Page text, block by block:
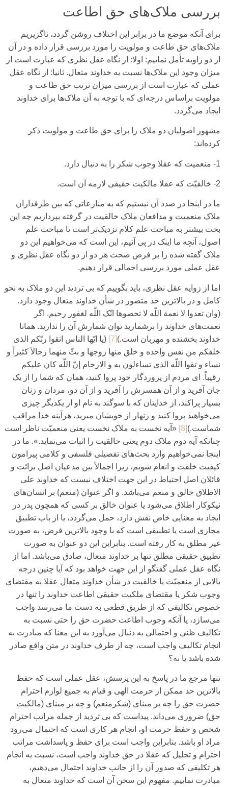
بررسی‌ ملاک‌های‌ حق اطاعت
برای‌ آنکه موضع ما در برابر این اختلاف روشن گردد، ناگزیریم
ملاک‌های‌ حق طاعت و مولویت را مورد بررسی‌ قرار داده و در آن
از دو زاویه تأمل نماییم: اولا: از نگاه عقل نظری‌ که عبارت است از
میزان وجود این ملاک‌ها نسبت به خداوند متعال. ثانیا: از نگاه عقل
عملی‌ که عبارت است از بررسی‌ میزان ترتب حق طاعت و
مولویت براساس درجه‌ای‌ که با توجه به آن ملاک‌ها برای‌ خداوند
ایجاد می‌‌گردد.
مشهور اصولیان دو ملاک را برای‌ حق طاعت و مولویت ذکر
کرده‌اند:
1- منعمیت که عقلا وجوب شکر را به دنبال دارد.
2- خالقیّت که عقلا مالکیت حقیقی‌ لازمه آن است.
ما در اینجا در صدد آن نیستیم که به منازعاتی‌ که بین طرفداران
ملاک منعمیت و مدافعان ملاک خالقیت در گرفته بپردازیم چه این
بحث بیشتر به مباحث علم کلام نزدیک‌تر است تا مباحث علم
اصول، آنچه ما اینک در پی‌ آنیم، این است که می‌خواهیم این دو
ملاک گفته شده را بر فرض صحت هر دو از دو نگاه عقل نظری‌ و
عقل عملی‌ مورد بررسی‌ اجمالی‌ قرار دهیم.
اما از زوایه عقل نظری‌، باید بگوییم که بی‌ تردید این دو ملاک به نحو
کامل و در بالاترین حد متصور در شأن خداوند متعال وجود دارد.
(وان تعدوا لا نعمة اللّه لا تحصوها انّک اللّه لغفور رحیم. اگر
نعمت‌های‌ خداوند را برشمارید توان شمارش آن را ندارید. همانا
خداوند بخشنده و مهربان است.)[7]
(یا ایّها الناس اتقوا ربّکم الذی‌
خلقکم من نفس واحده و خلق منها زوجها و بثّ منهما رجالاً کثیراً و
نساء و تقوا اللّه الذی‌ تساءلون به و الارحام إنّ اللّه کان علیکم
رقیباً. ای‌ مردم از پروردگار خود پروا کنید، همان که شما را از یک
جان آفرید و از آن همسرش را آفرید و از آن دو، مردان و زنان
بسیار پراکند، از خدایتان که با سوگند به نام او از یکدیگر چیزی‌
می‌خواهید پروا کنید و زنهار از خویشان مبرید، هرآینه خدا مراقب
شماست.)[8]
«آیه نخست به ملاک نخست یعنی‌ منعمیّت ناظر است
چنانکه آیه دوم ملاک دوم یعنی‌ خالقیت را اثبات می‌نماید.». ما در
اینجا نمی‌خواهیم وارد بحث‌های‌ تفصیلی‌ فلسفی‌ و کلامی‌ پیرامون
کیفیت خلقت و انعام شویم، زیرا اجمالاً بین مدعیان اصل برائت و
قائلان اصل احتیاط در این جهت اختلاف نیست که خداوند علی‌
الاطلاق خالق و منعم می‌باشد. و اگر عنوان (منعم) بر انسان‌های‌
نیکوکار اطلاق می‌شود یا عنوان خالق بر کسی که همچون پدر در
ایجاد به معنایی‌ خاص نقش دارد، حمل می‌‌گردد، یا از باب تطبیق
مجازی‌ است یا تطبیقی‌ است که با وجود بالاترین فرض، به صورت
غیر مطلق به کار رفته است. بنابراین این دو عنوان به صورت
تطبیق حقیقی‌ مطلق تنها بر خداوند متعال، صادق می‌‌باشد. اما از
نگاه عقل عملی‌ گفتگو از این جهت خواهد بود که آیا چنین درجه
بالایی‌ از منعمیّت یا خالقیت در شأن خداوند متعال عقلا به مقتضای‌
وجوب شکر یا مقتضای‌ ملکیت حقیقی‌ اطاعت خداوند را تنها در
خصوص تکالیفی‌ که از طریق قطعی‌ به دست ما می‌رسد واجب
می‌‌سازد، یا آنکه وجوب اطاعت حضرت حق را حتی‌ نسبت به
تکالیف ظنی‌ و احتمالی‌ به دنبال می‌آورد به این معنا که مبادرت به
انجام تکالیف واجب است، چه از طرف خداوند در متن واقع صادر
شده باشد یا نه؟
تنها مرجع ما در پاسخ به این پرسش، عقل عملی‌ است که حفظ
بالاترین حد ممکن از حرمت الهی‌ و قیام به جمیع لوازم احترام
حضرت حق را چه بر مبنای‌ (شکرمنعم) و چه بر مبنای‌ (مالکیت
حق) ضروری‌ می‌‌داند. پیداست که بی‌ تردید از جمله مراتب احترام
شخص و حفظ حرمت او، انجام هر کاری‌ است که احتمال می‌رود
مراد او باشد. بنابراین واجب است برای‌ حفظ و پاسداشت مراتب
احترام و تجلیل که عقلا در حق خداوند واجب است، نسبت به انجام
هر تکلیفی‌ که صدور آن را از جانب خداوند احتمال می‌‌دهیم،
مبادرت نماییم. مفهوم این سخن آن است که خداوند متعال به